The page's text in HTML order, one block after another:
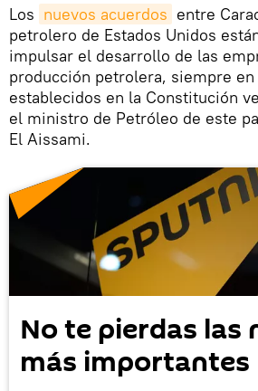
Los nuevos acuerdos entre
petrolero de Estados Unidos
impulsar el desarrollo de las
producción petrolera, siempre
establecidos en la Constitución
el ministro de Petróleo de este
El Aissami.
No te pierdas las
más importantes